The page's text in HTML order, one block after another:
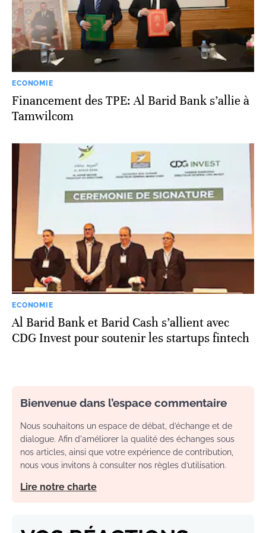
ECONOMIE
Financement des TPE: Al Barid Bank s’allie à
Tamwilcom
ECONOMIE
Al Barid Bank et Barid Cash s’allient avec
CDG Invest pour soutenir les startups fintech
Bienvenue dans l’espace commentaire
Nous souhaitons un espace de débat, d’échange et de
dialogue. Afin d'améliorer la qualité des échanges sous
nos articles, ainsi que votre expérience de contribution,
nous vous invitons à consulter nos règles d’utilisation.
Lire notre charte